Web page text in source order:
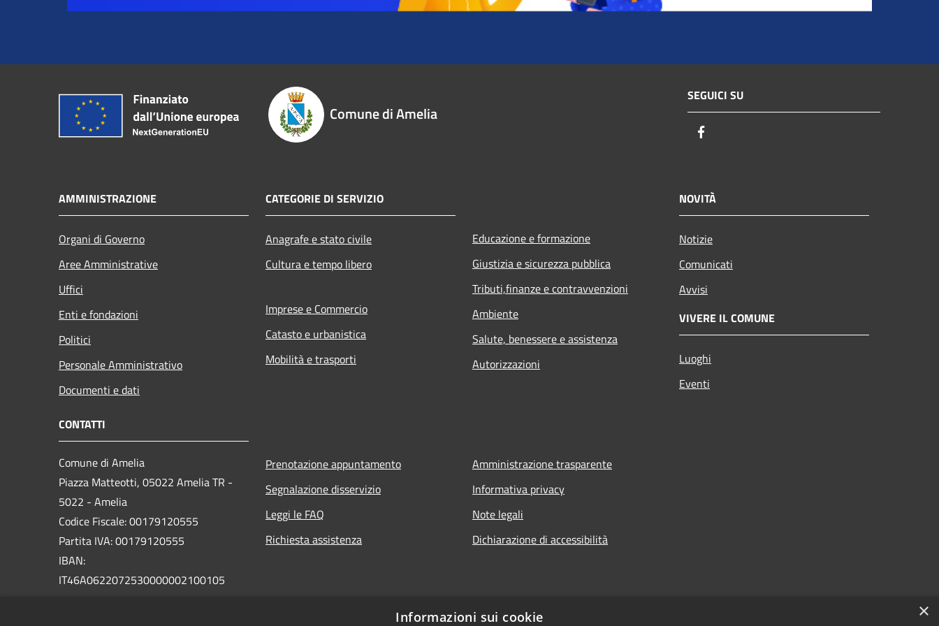
Comune di Amelia
SEGUICI SU
AMMINISTRAZIONE
Organi di Governo
Aree Amministrative
Uffici
Enti e fondazioni
Politici
Personale Amministrativo
Documenti e dati
CATEGORIE DI SERVIZIO
Anagrafe e stato civile
Cultura e tempo libero
Imprese e Commercio
Catasto e urbanistica
Mobilità e trasporti
Educazione e formazione
Giustizia e sicurezza pubblica
Tributi,finanze e contravvenzioni
Ambiente
Salute, benessere e assistenza
Autorizzazioni
NOVITÀ
Notizie
Comunicati
Avvisi
VIVERE IL COMUNE
Luoghi
Eventi
CONTATTI
Comune di Amelia
Piazza Matteotti, 05022 Amelia TR -
5022 - Amelia
Codice Fiscale: 00179120555
Partita IVA: 00179120555
IBAN:
IT46A0622072530000002100105
Prenotazione appuntamento
Segnalazione disservizio
Leggi le FAQ
Richiesta assistenza
Amministrazione trasparente
Informativa privacy
Note legali
Dichiarazione di accessibilità
×
Informazioni sui cookie